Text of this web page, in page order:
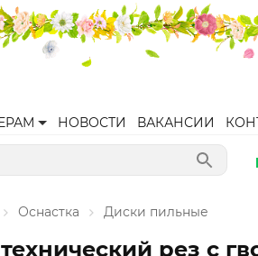
НОВОСТИ ВАКАНСИИ
Оснастка Диски пильные
рез с